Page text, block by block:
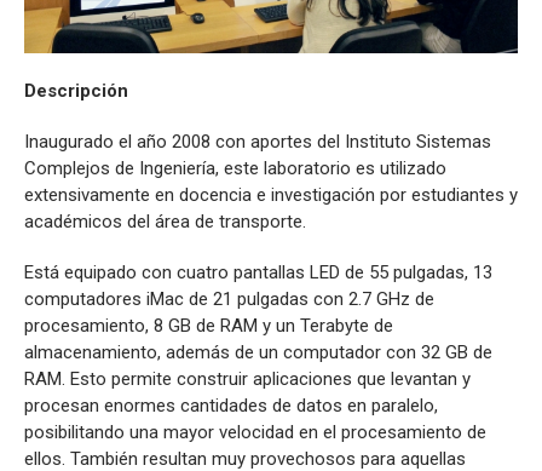
Descripción
Inaugurado el año 2008 con aportes del Instituto Sistemas
Complejos de Ingeniería, este laboratorio es utilizado
extensivamente en docencia e investigación por estudiantes y
académicos del área de transporte.
Está equipado con cuatro pantallas LED de 55 pulgadas, 13
computadores iMac de 21 pulgadas con 2.7 GHz de
procesamiento, 8 GB de RAM y un Terabyte de
almacenamiento, además de un computador con 32 GB de
RAM. Esto permite construir aplicaciones que levantan y
procesan enormes cantidades de datos en paralelo,
posibilitando una mayor velocidad en el procesamiento de
ellos. También resultan muy provechosos para aquellas